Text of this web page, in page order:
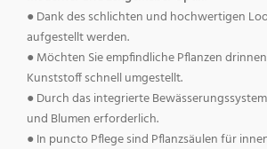
● Dank des schlichten und hochwertigen
aufgestellt werden.
● Möchten Sie empfindliche Pflanzen
Kunststoff schnell umgestellt.
● Durch das integrierte
und Blumen erforderlich.
● In puncto Pflege sind Pflanzsäulen für